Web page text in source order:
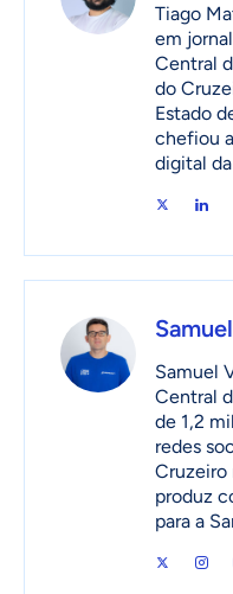
Tiago
em
Central
do
Estado
chefiou
digital
Samuel
Central
de 1,2
redes
Cruzeiro
produz
para a